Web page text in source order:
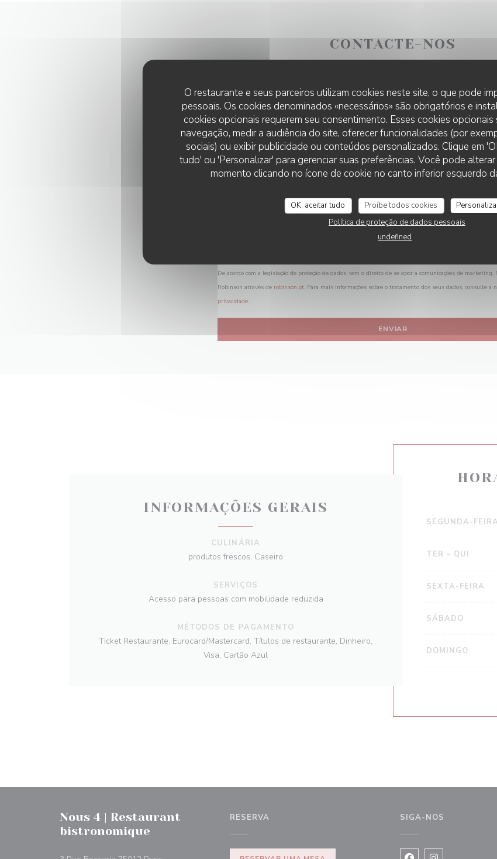
O restaurante e seus parceiros utilizam cookies neste site, o que pode
pessoais. Os cookies denominados «necessários» são obrigatórios e
cookies opcionais requerem seu consentimento. Esses cookies
navegação, medir a audiência do site, oferecer funcionalidades (por
sociais) ou exibir publicidade ou conteúdos personalizados. Clique em
tudo' ou 'Personalizar' para gerenciar suas preferências. Você pode
momento clicando no ícone de cookie no canto inferior esquerdo
OK, aceitar tudo Proíbe todos cookies
Política de proteção de dados pessoais
undefined
CONTACTE-NOS
Preencha o formulário abaixo!
De acordo com a legislação de proteção de dados, tem o direito de se opor a comunicações de
Robinson através de robinson.pt. Para mais informações sobre o tratamento dos seus dados, consulte a
privacidade.
INFORMAÇÕES GERAIS
CULINÁRIA
produtos frescos, Caseiro
SERVIÇOS
Acesso para pessoas com mobilidade reduzida
MÉTODOS DE PAGAMENTO
Ticket Restaurante, Eurocard/Mastercard, Títulos de restaurante, Dinheiro,
Visa, Cartão Azul
SEGUNDA-FEIRA
TER - QUI
SEXTA-FEIRA
SÁBADO
DOMINGO
Nous 4 | Restaurant
bistronomique
RESERVA SIGA-NOS